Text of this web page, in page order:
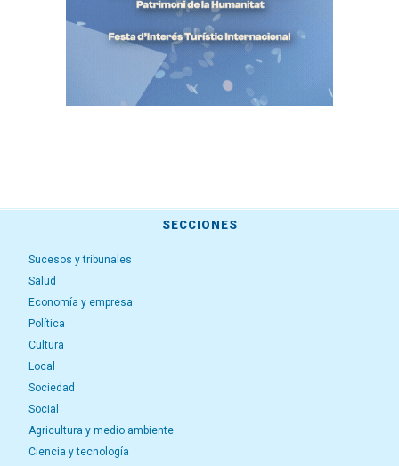
SECCIONES
Sucesos y tribunales
Salud
Economía y empresa
Política
Cultura
Local
Sociedad
Social
Agricultura y medio ambiente
Ciencia y tecnología